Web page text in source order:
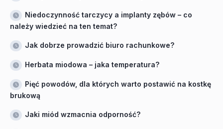
Niedoczynność tarczycy a implanty zębów – co
należy wiedzieć na ten temat?
Jak dobrze prowadzić biuro rachunkowe?
Herbata miodowa – jaka temperatura?
Pięć powodów, dla których warto postawić na kostkę
brukową
Jaki miód wzmacnia odporność?